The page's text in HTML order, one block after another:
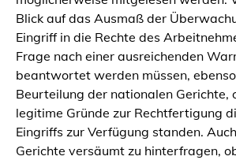
Blick auf das Ausmaß der
Eingriff in die Rechte des
Frage nach einer ausreichenden
beantwortet werden müssen,
Beurteilung der nationalen Gerichte,
legitime Gründe zur Rechtfertigung
Eingriffs zur Verfügung standen.
Gerichte versäumt zu hinterfragen,